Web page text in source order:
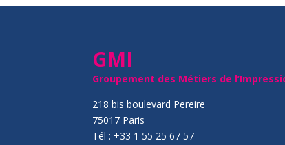
GMI
Groupement des Métiers de
218 bis boulevard Pereire
75017 Paris
Tél : +33 1 55 25 67 57